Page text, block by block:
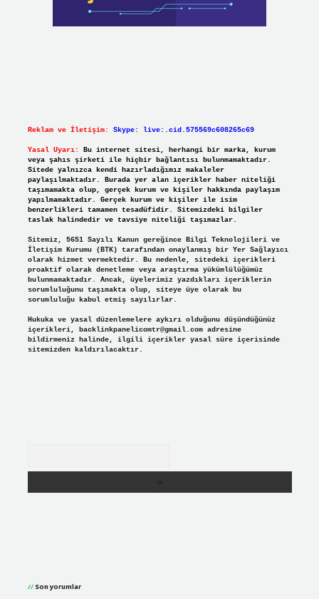
Reklam ve İletişim: Skype: live:.cid.575569c608265c69
Yasal Uyarı:
Bu internet sitesi, herhangi bir marka, kurum
veya şahıs şirketi ile hiçbir bağlantısı bulunmamaktadır.
Sitede yalnızca kendi hazırladığımız makaleler
paylaşılmaktadır. Burada yer alan içerikler haber niteliği
taşımamakta olup, gerçek kurum ve kişiler hakkında paylaşım
yapılmamaktadır. Gerçek kurum ve kişiler ile isim
benzerlikleri tamamen tesadüfidir. Sitemizdeki bilgiler
taslak halindedir ve tavsiye niteliği taşımazlar.
Sitemiz, 5651 Sayılı Kanun gereğince Bilgi Teknolojileri ve
İletişim Kurumu (BTK) tarafından onaylanmış bir Yer Sağlayıcı
olarak hizmet vermektedir. Bu nedenle, sitedeki içerikleri
proaktif olarak denetleme veya araştırma yükümlülüğümüz
bulunmamaktadır. Ancak, üyelerimiz yazdıkları içeriklerin
sorumluluğunu taşımakta olup, siteye üye olarak bu
sorumluluğu kabul etmiş sayılırlar.
Hukuka ve yasal düzenlemelere aykırı olduğunu düşündüğünüz
içerikleri, backlinkpanelicomtr@gmail.comadresine
bildirmeniz halinde, ilgili içerikler yasal süre içerisinde
sitemizden kaldırılacaktır.
Son yorumlar